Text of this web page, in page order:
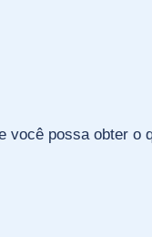
você possa obter o